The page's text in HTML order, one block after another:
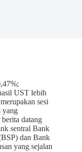
UST lebih
sesi
yang
datang
sentral Bank
dan Bank
yang sejalan